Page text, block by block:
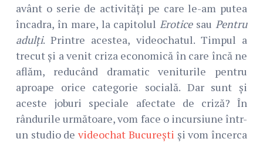
avânt o serie de activități pe care le-am putea
încadra, în mare, la capitolul Erotice sau Pentru
adulți. Printre acestea, videochatul. Timpul a
trecut și a venit criza economică în care încă ne
aflăm, reducând dramatic veniturile pentru
aproape orice categorie socială. Dar sunt și
aceste joburi speciale afectate de criză? În
rândurile următoare, vom face o incursiune într-
un studio devideochat București și vom încerca